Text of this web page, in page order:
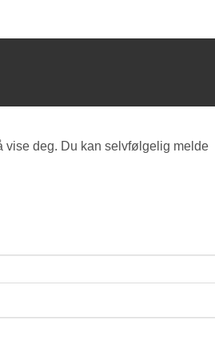
vise deg. Du kan selvfølgelig melde